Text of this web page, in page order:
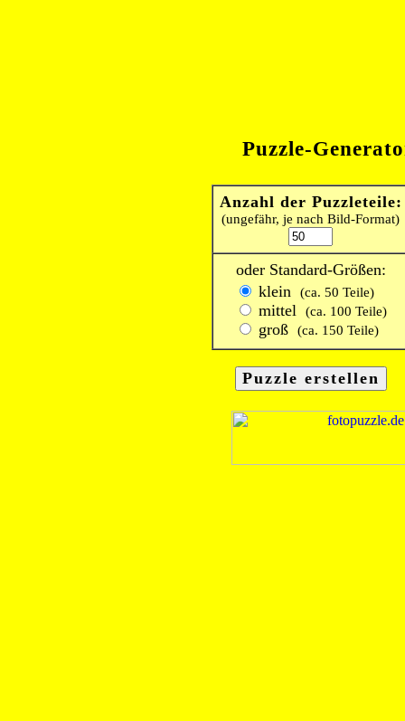
Puzzle-
Anzahl der Puzzleteile:
(ungefähr, je nach Bild-Format)
oder Standard-Größen:
klein
(ca. 50 Teile)
mittel (ca. 100 Teile)
groß (ca. 150 Teile)